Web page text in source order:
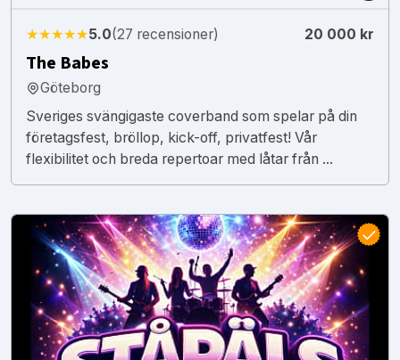
★★★★★5.0(27 recensioner) 20 000 kr
The Babes
Göteborg
Sveriges svängigaste coverband som spelar på din
företagsfest, bröllop, kick-off, privatfest! Vår
flexibilitet och breda repertoar med låtar från ...